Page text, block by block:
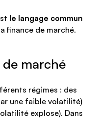
le langage commun
finance de marché.
marché
régimes : des
une faible volatilité)
explose). Dans